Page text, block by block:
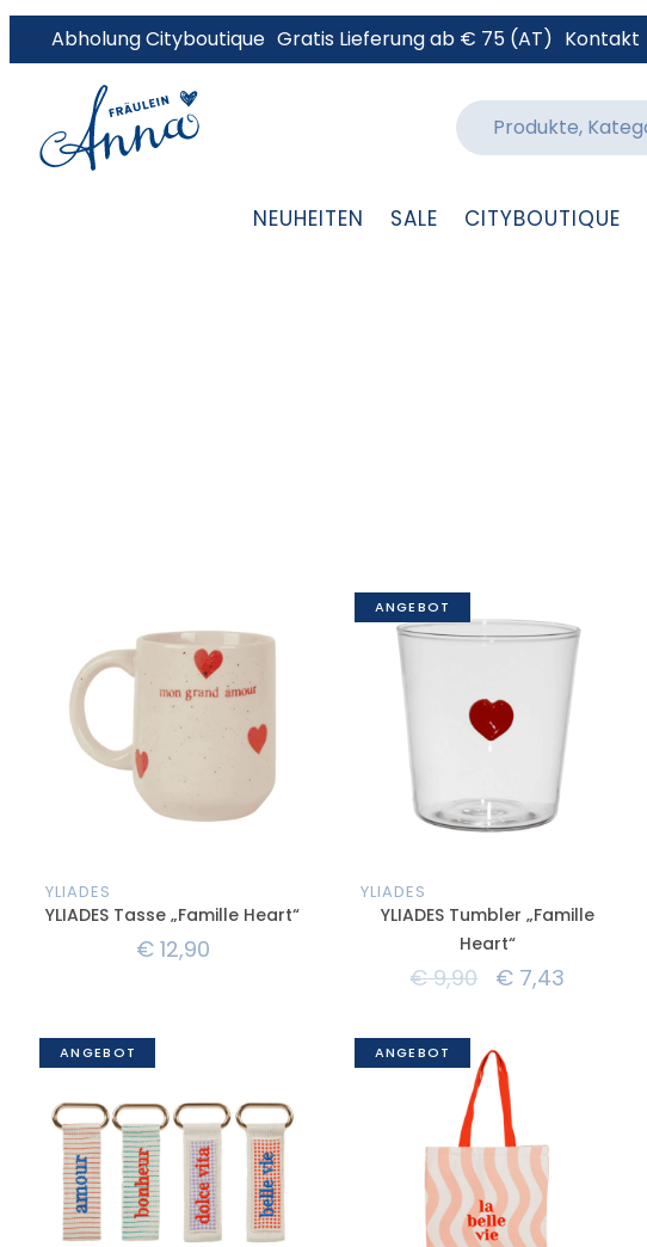
Abholung Cityboutique Gratis Lieferung ab € 75 (AT) Kontakt
NEUHEITEN SALE CITYBOUTIQUE
YLIADES
YLIADES Tasse „Famille Heart“
€12,90
ANGEBOT
YLIADES
YLIADES Tumbler „Famille
Heart“
€ 9,90 € 7,43
ANGEBOT ANGEBOT